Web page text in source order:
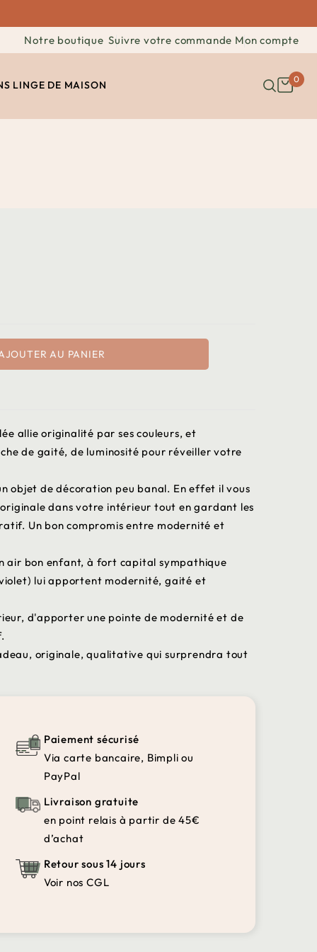
Notre boutique Suivre votre commande Mon compte
LINGE DE MAISON 0
AU PANIER
allie originalité par ses couleurs, et
de gaité, de luminosité pour réveiller votre
objet de décoration peu banal. En effet il vous
dans votre intérieur tout en gardant les
Un bon compromis entre modernité et
air bon enfant, à fort capital sympathique
lui apportent modernité, gaité et
d'apporter une pointe de modernité et de
originale, qualitative qui surprendra tout
Paiement sécurisé
Via carte bancaire, Bimpli ou
PayPal
Livraison gratuite
en point relais à partir de 45€
d’achat
Retour sous 14 jours
Voir nos CGL